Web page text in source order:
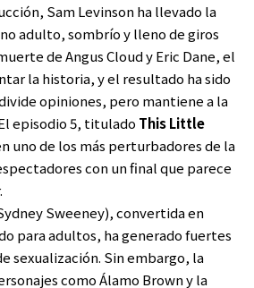
Sam Levinson ha llevado la
adulto, sombrío y lleno de giros
de Angus Cloud y Eric Dane, el
la historia, y el resultado ha sido
opiniones, pero mantiene a la
episodio 5, titulado This Little
uno de los más perturbadores de la
con un final que parece
Sweeney), convertida en
para adultos, ha generado fuertes
sexualización. Sin embargo, la
como Álamo Brown y la